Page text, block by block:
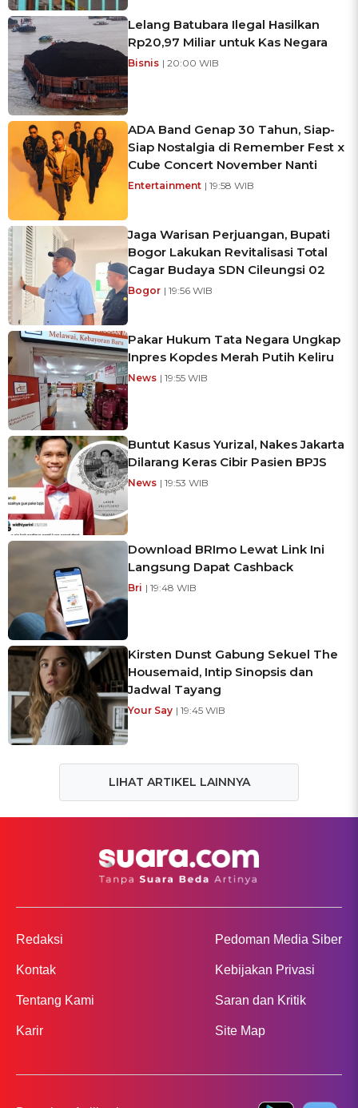
Lelang Batubara Ilegal Hasilkan
Rp20,97 Miliar untuk Kas Negara
Bisnis | 20:00 WIB
ADA Band Genap 30 Tahun, Siap-
Siap Nostalgia di Remember Fest x
Cube Concert November Nanti
Entertainment | 19:58 WIB
Jaga Warisan Perjuangan, Bupati
Bogor Lakukan Revitalisasi Total
Cagar Budaya SDN Cileungsi 02
Bogor | 19:56 WIB
Pakar Hukum Tata Negara Ungkap
Inpres Kopdes Merah Putih Keliru
News | 19:55 WIB
Buntut Kasus Yurizal, Nakes Jakarta
Dilarang Keras Cibir Pasien BPJS
News | 19:53 WIB
Download BRImo Lewat Link Ini
Langsung Dapat Cashback
Bri | 19:48 WIB
Kirsten Dunst Gabung Sekuel The
Housemaid, Intip Sinopsis dan
Jadwal Tayang
Your Say | 19:45 WIB
LIHAT ARTIKEL LAINNYA
Redaksi
Kontak
Tentang Kami
Karir
Pedoman Media Siber
Kebijakan Privasi
Saran dan Kritik
Site Map